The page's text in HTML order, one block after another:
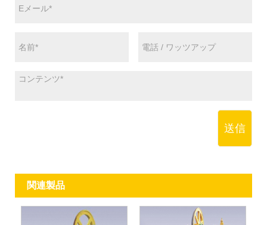
送信
関連製品